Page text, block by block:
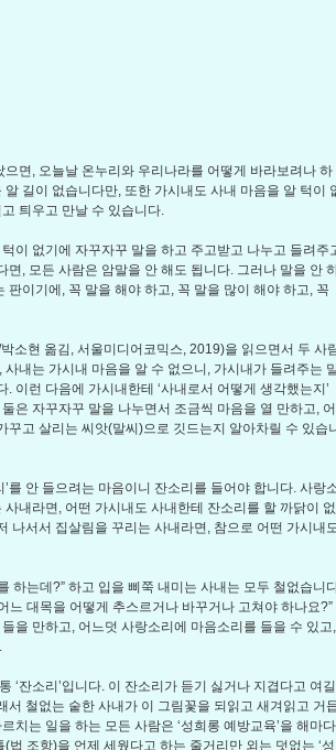
면, 오늘날 온누리와 우리나라를 어떻게 바라보려나 하
길이 없습니다만, 또한 가시내도 사내 마음을 알 턱이
틔우고 만날 수 있습니다.
이 없기에 자꾸자꾸 말을 하고 주고받고 나누고 들려주
면, 모든 사람은 암말을 안 해도 됩니다. 그러나 말을 안
이기에, 꼭 말을 해야 하고, 꼭 말을 많이 해야 하고, 꼭
소현 옮김, 서울미디어코믹스, 2019)을 읽으면서 두 사
내는 가시내 마음을 알 수 없으니, 가시내가 들려주는
이런 다음에 가시내한테 ‘사내로서 어떻게 생각했는지’
은 자꾸자꾸 말을 나누면서 조금씩 마음을 열 만하고, 어
꾸고 살리는 씨앗(말씨)으로 깃드는지 알아차릴 수 있습니
를 안 들으려는 마음이니 잔소리를 들어야 합니다. 사랑
내라면, 어떤 가시내도 사내한테 잔소리를 할 까닭이 없
나서서 집살림을 꾸리는 사내라면, 참으로 어떤 가시내
하는데?” 하고 입을 삐쭉 내미는 사내는 모두 철없습니
느 대목을 어떻게 추스르거나 바꾸거나 고쳐야 하나요?”
을 만하고, 어느덧 사랑소리에 마음소리를 들을 수 있고,
‘잔소리’입니다. 이 잔소리가 듣기 싫거나 지겹다고 여길
철없는 숱한 사내가 이 그림꽃을 되읽고 새겨읽고 거
치는 일을 하는 모든 사람은 ‘성희롱 예방교육’을 해마다
조항)을 언제 세웠다고 하는 줄거리만 외는 덧없는 ‘성